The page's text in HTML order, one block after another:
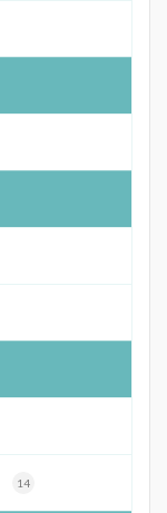
14